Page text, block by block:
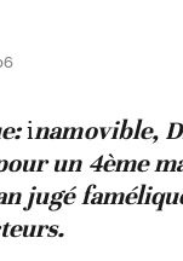
inamovible,
un 4ème
jugé